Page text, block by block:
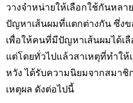
วางจำหน่ายให้เลือกใช้กันหล
ปัญหาเส้นผมที่แตกต่างกัน ซึ่ง
เพื่อให้คนที่มีปัญหาเส้นผมได้เลื
แต่โดยทั่วไปแล้วสาเหตุที่ทำใ
หวัง ได้รับความนิยมจากสมาชิ
เหตุผล ดังต่อไปนี้